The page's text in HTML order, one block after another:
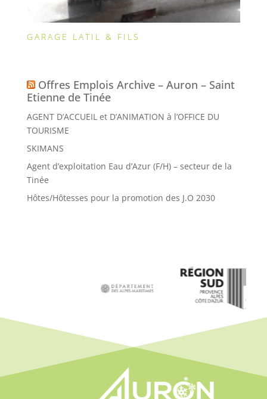
GARAGE LATIL & FILS
Offres Emplois Archive – Auron – Saint
Etienne de Tinée
AGENT D’ACCUEIL et D’ANIMATION à l’OFFICE DU
TOURISME
SKIMANS
Agent d’exploitation Eau d’Azur (F/H) – secteur de la
Tinée
Hôtes/Hôtesses pour la promotion des J.O 2030